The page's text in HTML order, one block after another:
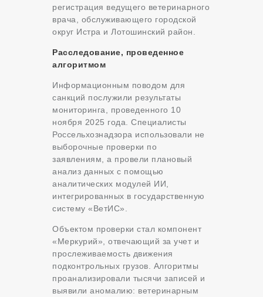
регистрация ведущего ветеринарного
врача, обслуживающего городской
округ Истра и Лотошинский район.
Расследование, проведенное
алгоритмом
Информационным поводом для
санкций послужили результаты
мониторинга, проведенного 10
ноября 2025 года. Специалисты
Россельхознадзора использовали не
выборочные проверки по
заявлениям, а провели плановый
анализ данных с помощью
аналитических модулей ИИ,
интегрированных в государственную
систему «ВетИС».
Объектом проверки стал компонент
«Меркурий», отвечающий за учет и
прослеживаемость движения
подконтрольных грузов. Алгоритмы
проанализировали тысячи записей и
выявили аномалию: ветеринарным